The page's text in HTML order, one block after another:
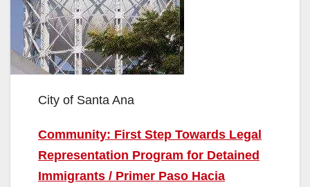
City of Santa Ana
Community: First Step Towards Legal
Representation Program for Detained
Immigrants / Primer Paso Hacia